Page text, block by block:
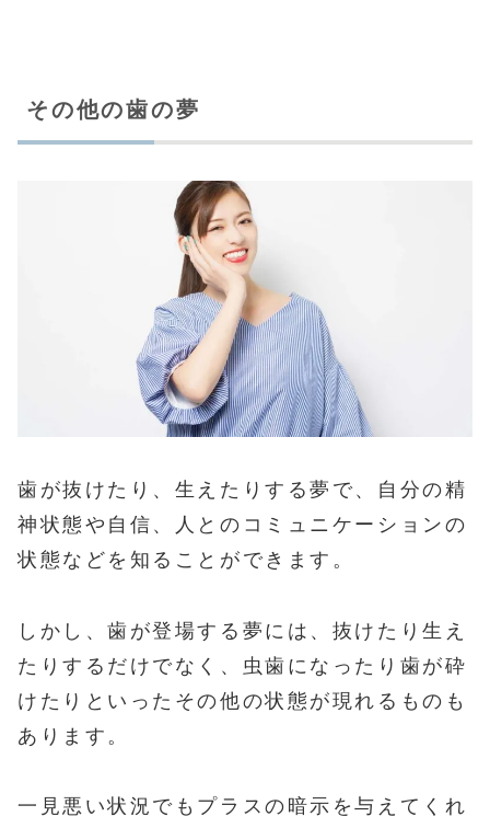
その他の歯の夢
歯が抜けたり、生えたりする夢で、自分の精
神状態や自信、人とのコミュニケーションの
状態などを知ることができます。
しかし、歯が登場する夢には、抜けたり生え
たりするだけでなく、虫歯になったり歯が砕
けたりといったその他の状態が現れるものも
あります。
一見悪い状況でもプラスの暗示を与えてくれ